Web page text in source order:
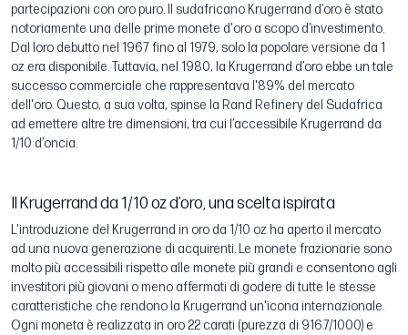
partecipazioni con oro puro. Il sudafricano Krugerrand d’oro è stato
notoriamente una delle prime monete d'oro a scopo d’investimento.
Dal loro debutto nel 1967 fino al 1979, solo la popolare versione da 1
oz era disponibile. Tuttavia, nel 1980, la Krugerrand d’oro ebbe un tale
successo commerciale che rappresentava l'89% del mercato
dell'oro. Questo, a sua volta, spinse la Rand Refinery del Sudafrica
ad emettere altre tre dimensioni, tra cui l’accessibile Krugerrand da
1/10 d’oncia.
Il Krugerrand da 1/10 oz d’oro, una scelta ispirata
L'introduzione del Krugerrand in oro da 1/10 oz ha aperto il mercato
ad una nuova generazione di acquirenti. Le monete frazionarie sono
molto più accessibili rispetto alle monete più grandi e consentono agli
investitori più giovani o meno affermati di godere di tutte le stesse
caratteristiche che rendono la Krugerrand un'icona internazionale.
Ogni moneta è realizzata in oro 22 carati (purezza di 916.7/1000) e